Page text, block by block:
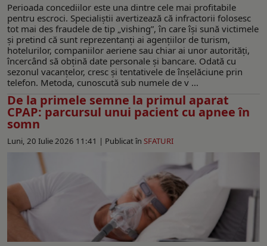
Perioada concediilor este una dintre cele mai profitabile
pentru escroci. Specialiștii avertizează că infractorii folosesc
tot mai des fraudele de tip „vishing”, în care își sună victimele
și pretind că sunt reprezentanți ai agențiilor de turism,
hotelurilor, companiilor aeriene sau chiar ai unor autorități,
încercând să obțină date personale și bancare. Odată cu
sezonul vacanțelor, cresc și tentativele de înșelăciune prin
telefon. Metoda, cunoscută sub numele de v ...
De la primele semne la primul aparat
CPAP: parcursul unui pacient cu apnee în
somn
Luni, 20 Iulie 2026 11:41 | Publicat în SFATURI